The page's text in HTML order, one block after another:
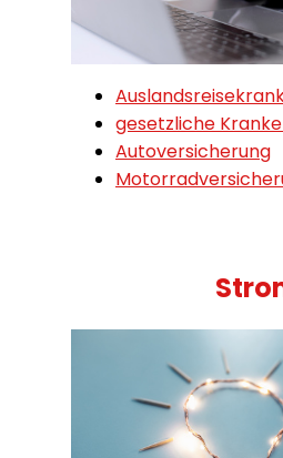
gesetzliche
Autoversicherung